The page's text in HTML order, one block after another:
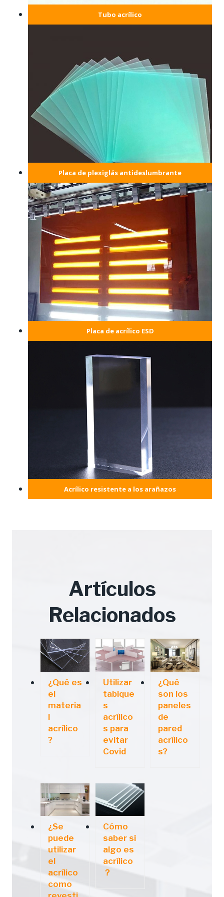
Tubo acrílico
Placa de plexiglás antideslumbrante
Placa de acrílico ESD
Acrílico resistente a los arañazos
Artículos
Relacionados
¿Qué es
el
materia
l
acrílico
?
Utilizar
tabique
s
acrílico
s para
evitar
Covid
¿Qué
son los
paneles
de
pared
acrílico
s?
¿Se
puede
utilizar
el
acrílico
como
Cómo
saber si
algo es
acrílico
？